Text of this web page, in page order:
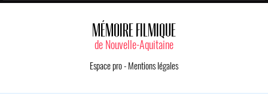
MÉMOIRE FILMIQUE
de Nouvelle-Aquitaine
Espace pro- Mentions légales